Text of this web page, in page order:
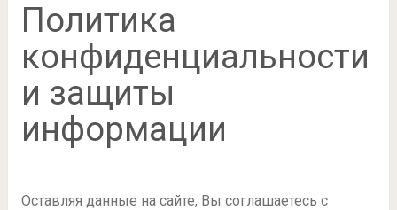
Политика
конфиденциальности
и защиты
информации
Оставляя данные на сайте, Вы соглашаетесь с